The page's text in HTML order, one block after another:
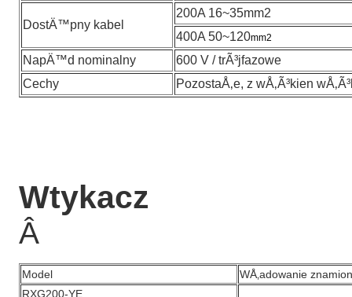
DostÄ™pny kabel
200A 16~35mm2
400A 50~120mm2
NapÄ™d nominalny
600 V / trÃ³jfazowe
Cechy
PozostaÅ‚e, z wÅ‚Ã³kien
Wtykacz
Â
Model
WÅ‚adowanie
RXG200-YE